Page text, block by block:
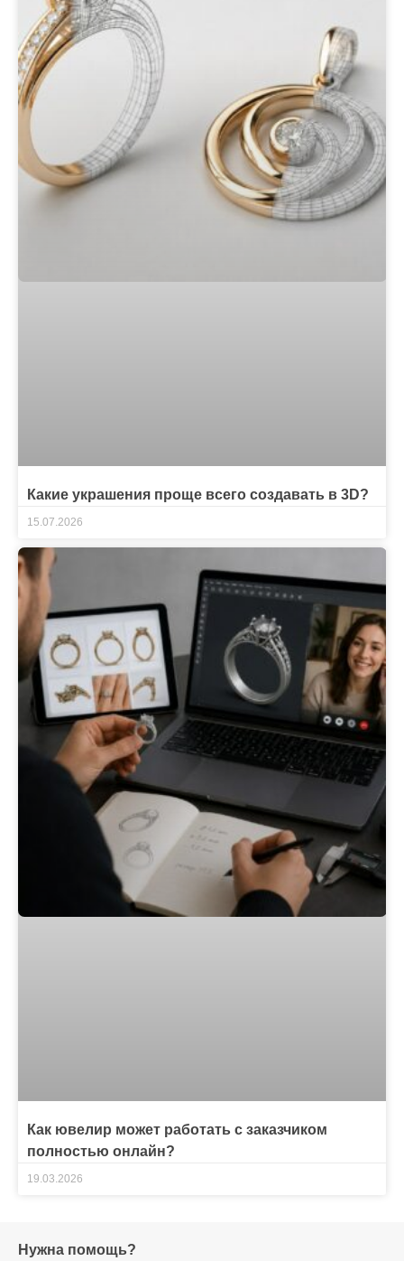
Какие украшения проще всего создавать в 3D?
15.07.2026
Как ювелир может работать с заказчиком
полностью онлайн?
19.03.2026
Нужна помощь?